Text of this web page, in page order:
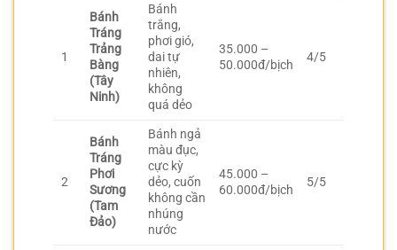
1
Bánh
Tráng
Trảng
Bàng
(Tây
Ninh)
Bánh
trắng,
phơi gió,
dai tự
nhiên,
không
quá dẻo
35.000 –
50.000đ/bịch
4/5
2
Bánh
Tráng
Phơi
Sương
(Tam
Đảo)
Bánh ngả
màu đục,
cực kỳ
dẻo, cuốn
không cần
nhúng
nước
45.000 –
60.000đ/bịch
5/5